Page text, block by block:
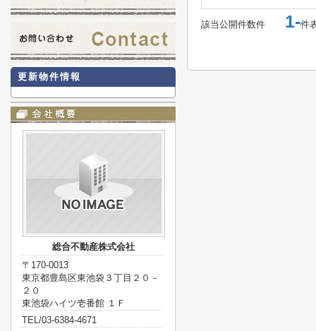
該当公開件数件 1-件
更新物件情報
総合不動産株式会社
〒170-0013
東京都豊島区東池袋３丁目２０－
２０
東池袋ハイツ壱番館 １Ｆ
TEL/03-6384-4671